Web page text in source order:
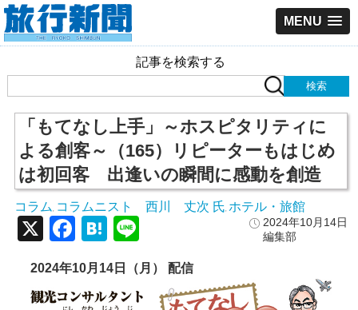
MENU
記事を検索する
「もてなし上手」～ホスピタリティに
よる創客～（165）リピーターもはじめ
は初回客 出逢いの瞬間に感動を創造
コラム コラムニスト 西川 丈次 氏 ホテル・旅館
2024年10月14日
編集部
X Facebook
Hatena
2024年10月14日（月） 配信